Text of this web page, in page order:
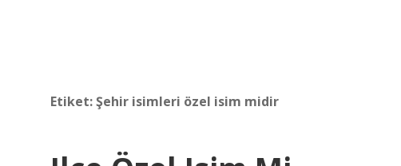
Etiket:Şehir isimleri özel isim midir